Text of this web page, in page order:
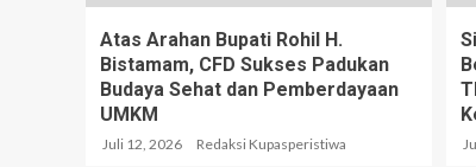
Atas Arahan Bupati Rohil H.
Bistamam, CFD Sukses Padukan
Budaya Sehat dan Pemberdayaan
UMKM
Juli 12, 2026 Redaksi Kupasperistiwa